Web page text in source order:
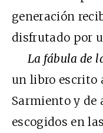
generación
disfrutado por
La fábula de
un libro escrito
Sarmiento y de
escogidos en